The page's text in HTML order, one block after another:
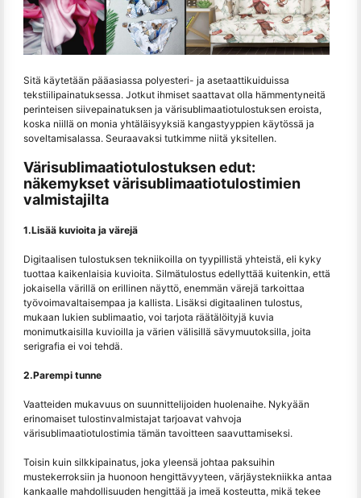
Sitä käytetään pääasiassa polyesteri- ja asetaattikuiduissa
tekstiilipainatuksessa. Jotkut ihmiset saattavat olla hämmentyneitä
perinteisen siivepainatuksen ja värisublimaatiotulostuksen eroista,
koska niillä on monia yhtäläisyyksiä kangastyyppien käytössä ja
soveltamisalassa. Seuraavaksi tutkimme niitä yksitellen.
Värisublimaatiotulostuksen edut:
näkemykset värisublimaatiotulostimien
valmistajilta
1.Lisää kuvioita ja värejä
Digitaalisen tulostuksen tekniikoilla on tyypillistä yhteistä, eli kyky
tuottaa kaikenlaisia kuvioita. Silmätulostus edellyttää kuitenkin, että
jokaisella värillä on erillinen näyttö, enemmän värejä tarkoittaa
työvoimavaltaisempaa ja kallista. Lisäksi digitaalinen tulostus,
mukaan lukien sublimaatio, voi tarjota räätälöityjä kuvia
monimutkaisilla kuvioilla ja värien välisillä sävymuutoksilla, joita
serigrafia ei voi tehdä.
2.Parempi tunne
Vaatteiden mukavuus on suunnittelijoiden huolenaihe. Nykyään
erinomaiset tulostinvalmistajat tarjoavat vahvoja
värisublimaatiotulostimia tämän tavoitteen saavuttamiseksi.
Toisin kuin silkkipainatus, joka yleensä johtaa paksuihin
mustekerroksiin ja huonoon hengittävyyteen, värjäystekniikka antaa
kankaalle mahdollisuuden hengittää ja imeä kosteutta, mikä tekee